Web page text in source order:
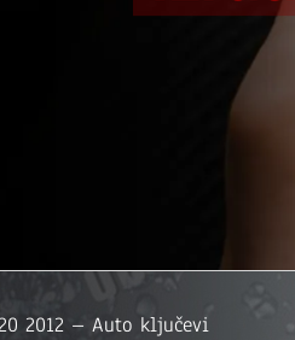
2012 – Auto ključevi